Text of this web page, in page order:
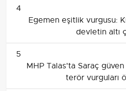
4
Egemen eşitlik vurgusu:
devletin altı
5
MHP Talas'ta Saraç
terör vurguları